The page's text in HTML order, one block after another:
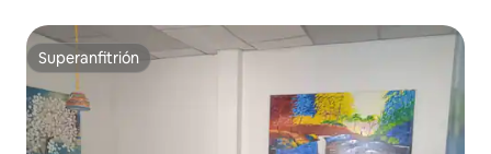
Superanfitrión
Superanfitrión